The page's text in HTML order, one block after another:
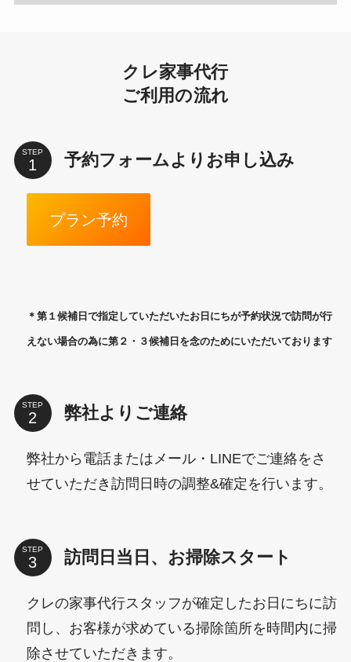
クレ家事代行
ご利用の流れ
STEP 予約フォームよりお申し込み
プラン予約
＊第１候補日で指定していただいたお日にちが予約状況で訪問が行
えない場合の為に第２・３候補日を念のためにいただいております
STEP 弊社よりご連絡
弊社から電話またはメール・LINEでご連絡をさ
せていただき訪問日時の調整&確定を行います。
STEP 訪問日当日、お掃除スタート
クレの家事代行スタッフが確定したお日にちに訪
問し、お客様が求めている掃除箇所を時間内に掃
除させていただきます。